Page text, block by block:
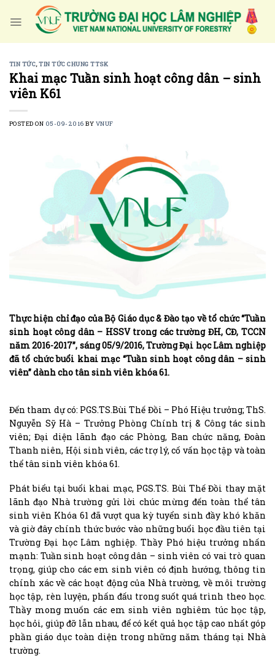
TIN TỨC,TIN TỨC CHUNG TTSK
Khai mạc Tuần sinh hoạt công dân – sinh
viên K61
POSTED ON 05-09-2016 BY VNUF
Thực hiện chỉ đạo của Bộ Giáo dục & Đào tạo về tổ chức “Tuần
sinh hoạt công dân – HSSV trong các trường ĐH, CĐ, TCCN
năm 2016-2017”, sáng 05/9/2016, Trường Đại học Lâm nghiệp
đã tổ chức buổi khai mạc “Tuần sinh hoạt công dân – sinh
viên” dành cho tân sinh viên khóa 61.
Đến tham dự có: PGS.TS.Bùi Thế Đồi – Phó Hiệu trưởng; ThS.
Nguyễn Sỹ Hà – Trưởng Phòng Chính trị & Công tác sinh
viên; Đại diện lãnh đạo các Phòng, Ban chức năng, Đoàn
Thanh niên, Hội sinh viên, các trợ lý, cố vấn học tập và toàn
thể tân sinh viên khóa 61.
Phát biểu tại buổi khai mạc, PGS.TS. Bùi Thế Đồi thay mặt
lãnh đạo Nhà trường gửi lời chúc mừng đến toàn thể tân
sinh viên Khóa 61 đã vượt qua kỳ tuyển sinh đầy khó khăn
và giờ đây chính thức bước vào những buổi học đầu tiên tại
Trường Đại học Lâm nghiệp. Thầy Phó hiệu trưởng nhấn
mạnh: Tuần sinh hoạt công dân – sinh viên có vai trò quan
trọng, giúp cho các em sinh viên có định hướng, thông tin
chính xác về các hoạt động của Nhà trường, về môi trường
học tập, rèn luyện, phấn đấu trong suốt quá trình theo học.
Thầy mong muốn các em sinh viên nghiêm túc học tập,
học hỏi, giúp đỡ lẫn nhau, để có kết quả học tập cao nhất góp
phần giáo dục toàn diện trong những năm tháng tại Nhà
trường.